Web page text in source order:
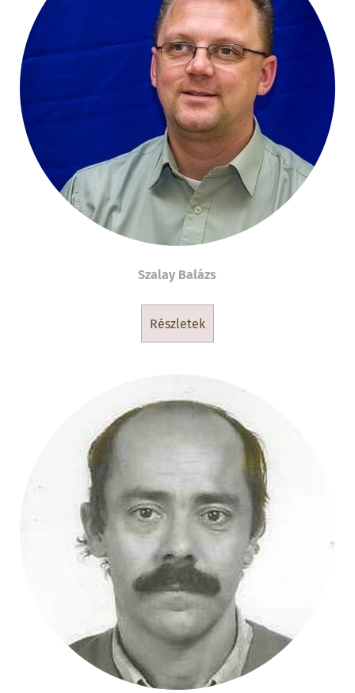
Szalay Balázs
részletek